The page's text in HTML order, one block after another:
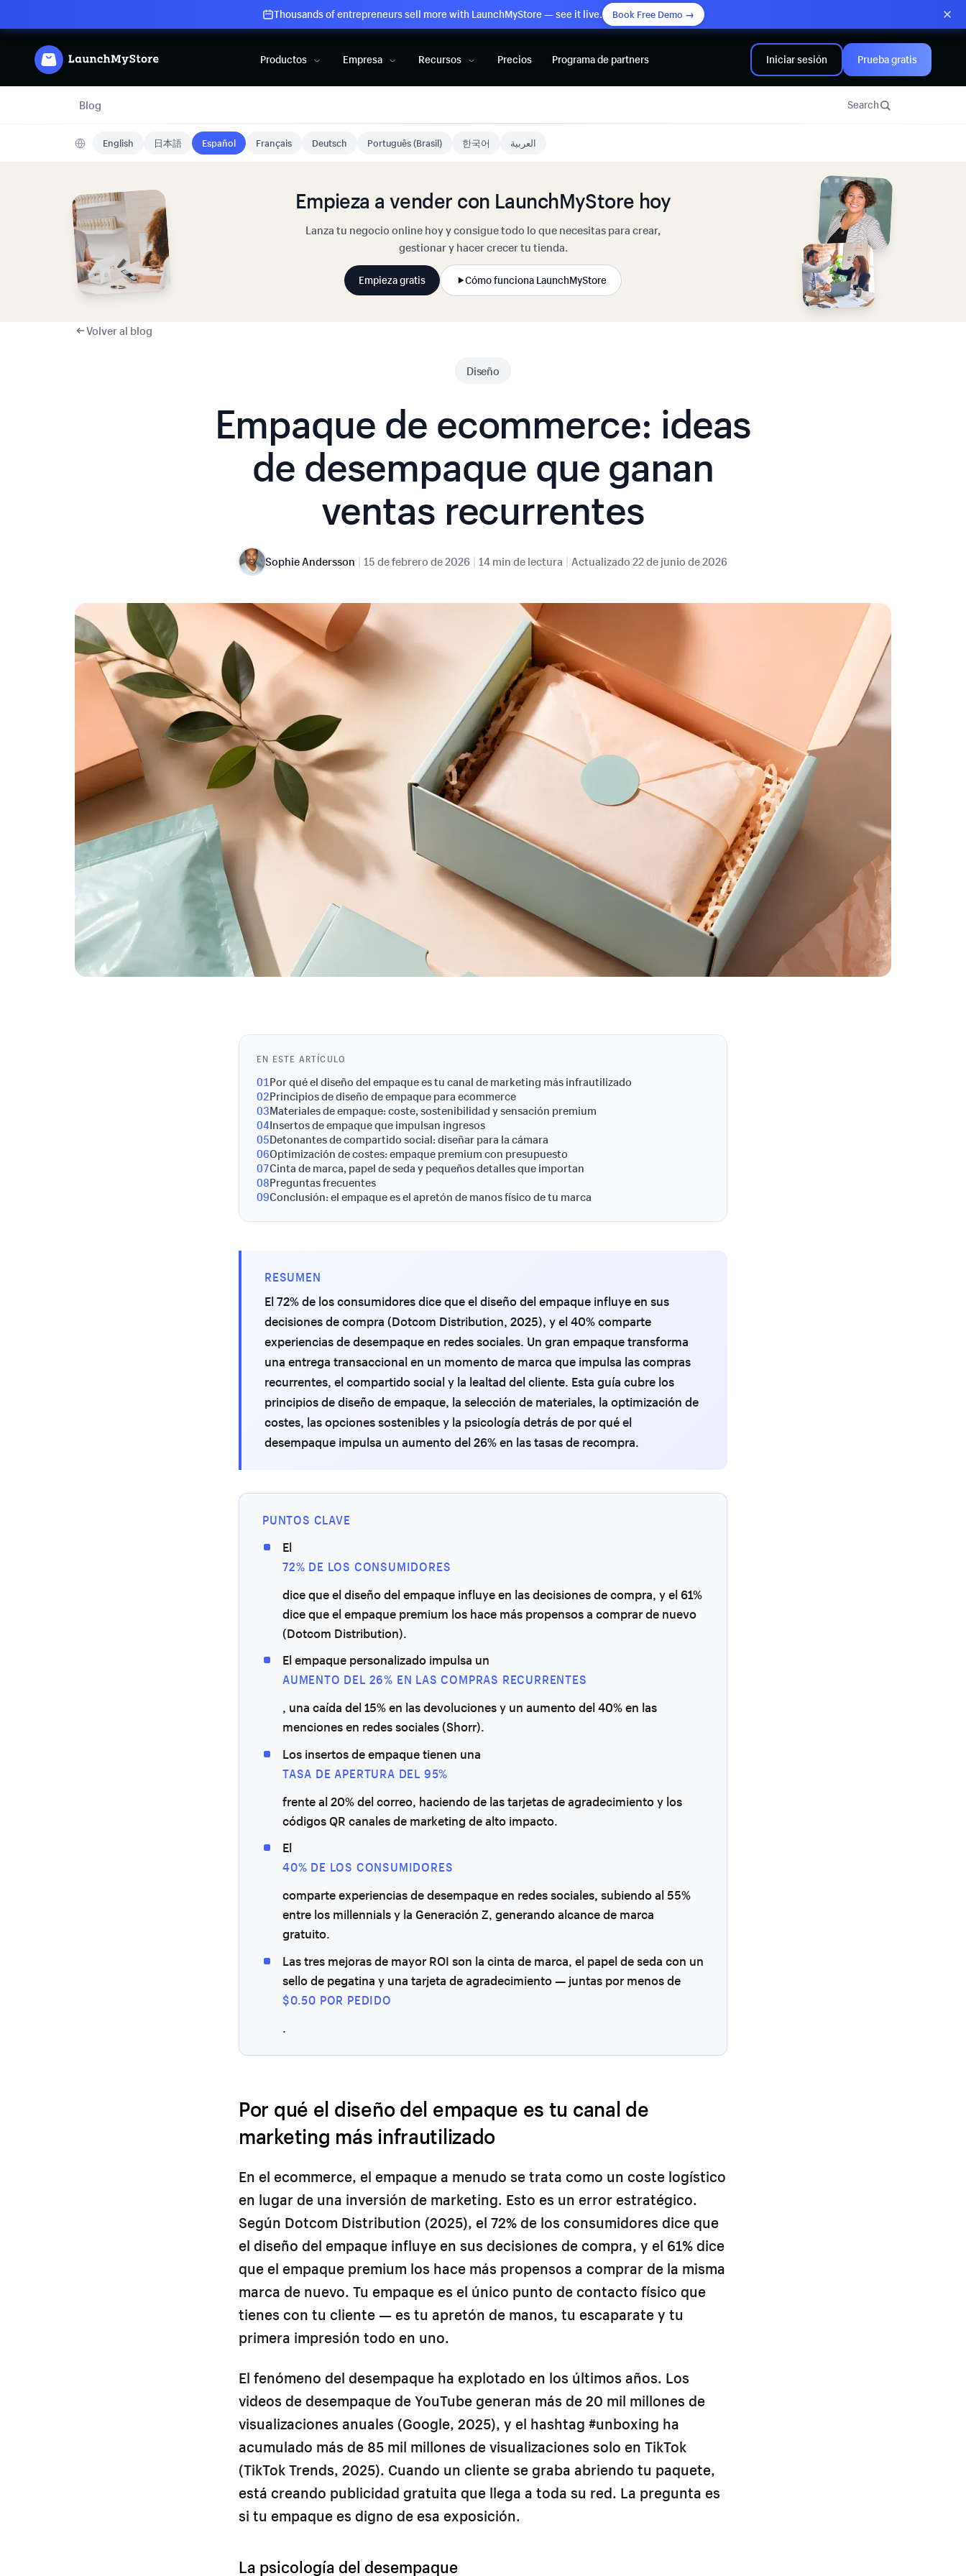
Thousands of entrepreneurs sell more with LaunchMyStore — see it live. Book Free Demo →
Productos Empresa Recursos Precios Programa de partners Iniciar sesión Prueba gratis
Blog Search
English 日本語 Español Français Deutsch Português (Brasil) 한국어 العربية
Empieza a vender con LaunchMyStore hoy
Lanza tu negocio online hoy y consigue todo lo que necesitas para crear,
gestionar y hacer crecer tu tienda.
Empieza gratis Cómo funciona LaunchMyStore
Volver al blog
Diseño
Empaque de ecommerce: ideas
de desempaque que ganan
ventas recurrentes
Sophie Andersson | 15 de febrero de 2026 | 14 min de lectura | Actualizado 22 de junio de 2026
EN ESTE ARTÍCULO
01Por qué el diseño del empaque es tu canal de marketing más infrautilizado
02Principios de diseño de empaque para ecommerce
03Materiales de empaque: coste, sostenibilidad y sensación premium
04Insertos de empaque que impulsan ingresos
05Detonantes de compartido social: diseñar para la cámara
06Optimización de costes: empaque premium con presupuesto
07Cinta de marca, papel de seda y pequeños detalles que importan
08Preguntas frecuentes
09Conclusión: el empaque es el apretón de manos físico de tu marca
RESUMEN
El 72% de los consumidores dice que el diseño del empaque influye en sus
decisiones de compra (Dotcom Distribution, 2025), y el 40% comparte
experiencias de desempaque en redes sociales. Un gran empaque transforma
una entrega transaccional en un momento de marca que impulsa las compras
recurrentes, el compartido social y la lealtad del cliente. Esta guía cubre los
principios de diseño de empaque, la selección de materiales, la optimización de
costes, las opciones sostenibles y la psicología detrás de por qué el
desempaque impulsa un aumento del 26% en las tasas de recompra.
PUNTOS CLAVE
El
72% DE LOS CONSUMIDORES
dice que el diseño del empaque influye en las decisiones de compra, y el 61%
dice que el empaque premium los hace más propensos a comprar de nuevo
(Dotcom Distribution).
El empaque personalizado impulsa un
AUMENTO DEL 26% EN LAS COMPRAS RECURRENTES
, una caída del 15% en las devoluciones y un aumento del 40% en las
menciones en redes sociales (Shorr).
Los insertos de empaque tienen una
TASA DE APERTURA DEL 95%
frente al 20% del correo, haciendo de las tarjetas de agradecimiento y los
códigos QR canales de marketing de alto impacto.
El
40% DE LOS CONSUMIDORES
comparte experiencias de desempaque en redes sociales, subiendo al 55%
entre los millennials y la Generación Z, generando alcance de marca
gratuito.
Las tres mejoras de mayor ROI son la cinta de marca, el papel de seda con un
sello de pegatina y una tarjeta de agradecimiento — juntas por menos de
$0.50 POR PEDIDO
.
Por qué el diseño del empaque es tu canal de
marketing más infrautilizado
En el ecommerce, el empaque a menudo se trata como un coste logístico
en lugar de una inversión de marketing. Esto es un error estratégico.
Según Dotcom Distribution (2025), el 72% de los consumidores dice que
el diseño del empaque influye en sus decisiones de compra, y el 61% dice
que el empaque premium los hace más propensos a comprar de la misma
marca de nuevo. Tu empaque es el único punto de contacto físico que
tienes con tu cliente — es tu apretón de manos, tu escaparate y tu
primera impresión todo en uno.
El fenómeno del desempaque ha explotado en los últimos años. Los
videos de desempaque de YouTube generan más de 20 mil millones de
visualizaciones anuales (Google, 2025), y el hashtag #unboxing ha
acumulado más de 85 mil millones de visualizaciones solo en TikTok
(TikTok Trends, 2025). Cuando un cliente se graba abriendo tu paquete,
está creando publicidad gratuita que llega a toda su red. La pregunta es
si tu empaque es digno de esa exposición.
La psicología del desempaque